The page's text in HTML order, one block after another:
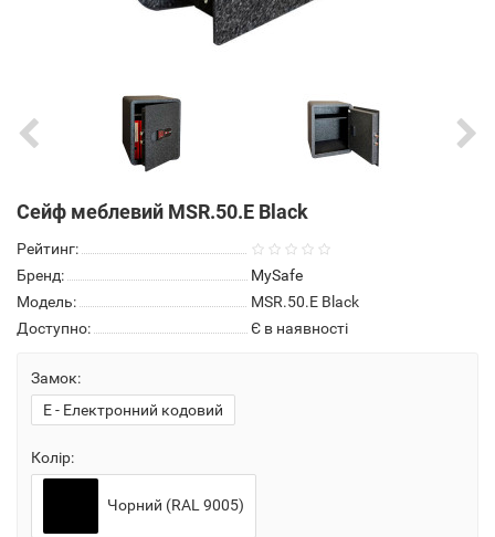
Сейф меблевий MSR.50.Е Black
Рейтинг:
Бренд:
MySafe
Модель:
MSR.50.Е Black
Доступно:
Є в наявності
Замок:
E - Електронний кодовий
Колір:
Чорний (RAL 9005)